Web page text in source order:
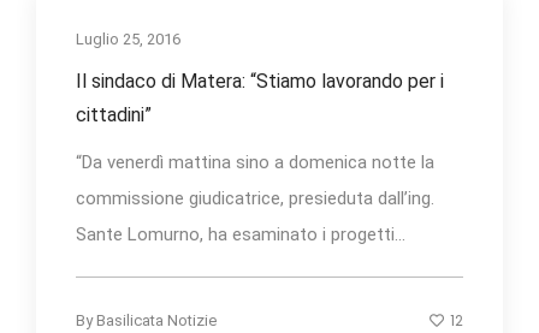
Luglio 25, 2016
Il sindaco di Matera: “Stiamo lavorando per i
cittadini”
“Da venerdì mattina sino a domenica notte la
commissione giudicatrice, presieduta dall’ing.
Sante Lomurno, ha esaminato i progetti...
By Basilicata Notizie 12